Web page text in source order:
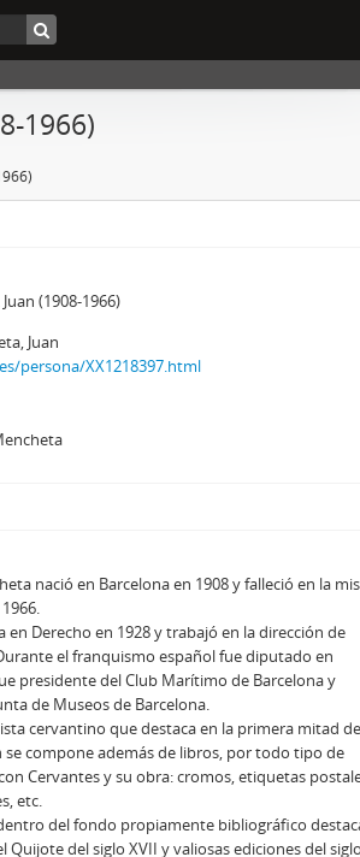
1966)
(1908-1966)
Juan
persona/XX1218397.html
nació en Barcelona en 1908 y falleció en la
Derecho en 1928 y trabajó en la dirección de
el franquismo español fue diputado en
presidente del Club Marítimo de Barcelona y
de Museos de Barcelona.
cervantino que destaca en la primera mitad
se compone además de libros, por todo tipo de
Cervantes y su obra: cromos, etiquetas
etc.
del fondo propiamente bibliográfico
Quijote del siglo XVII y valiosas ediciones del